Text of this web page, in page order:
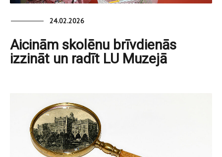
24.02.2026
Aicinām skolēnu brīvdienās
izzināt un radīt LU Muzejā